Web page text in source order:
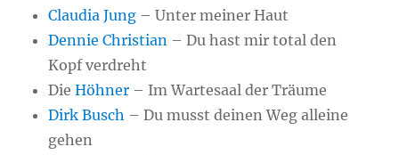
Claudia Jung – Unter meiner Haut
Dennie Christian – Du hast mir total den
Kopf verdreht
DieHöhner – Im Wartesaal der Träume
Dirk Busch – Du musst deinen Weg alleine
gehen